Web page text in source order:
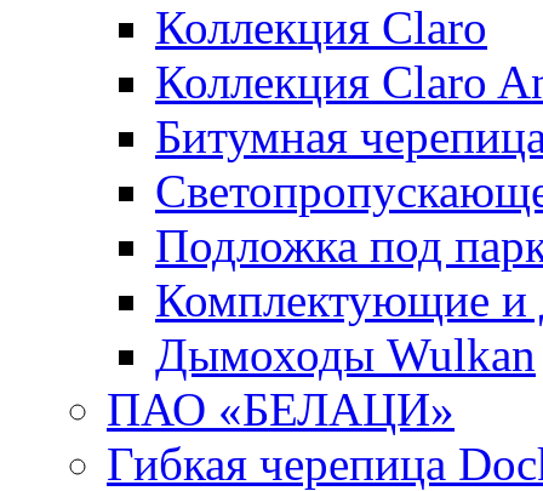
Коллекция Claro
Коллекция Claro
Битумная
Подложка под
Комплектующие и
Дымоходы Wulkan
ПАО «БЕЛАЦИ»
Гибкая черепица